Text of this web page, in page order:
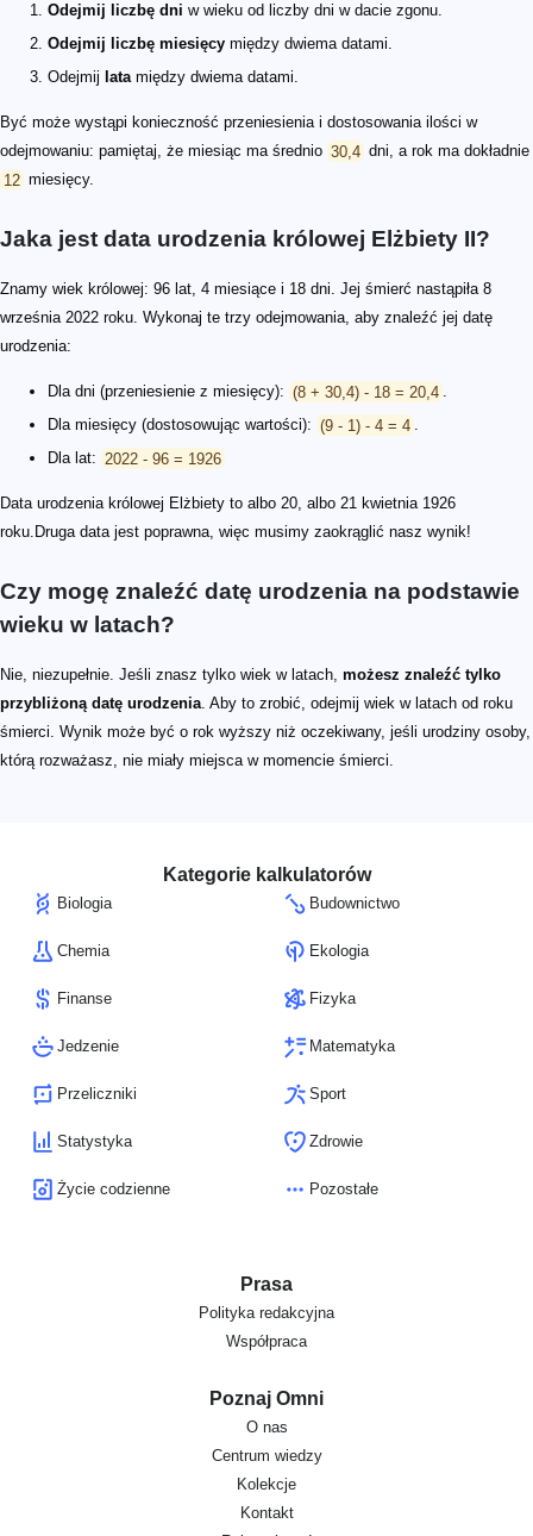
Odejmij liczbę dni w wieku od liczby dni w dacie zgonu.
Odejmij liczbę miesięcy między dwiema datami.
Odejmij latamiędzy dwiema datami.
Być może wystąpi konieczność przeniesienia i dostosowania ilości w
odejmowaniu: pamiętaj, że miesiąc ma średnio 30,4 dni, a rok ma dokładnie
12 miesięcy.
Jaka jest data urodzenia królowej Elżbiety II?
Znamy wiek królowej: 96 lat, 4 miesiące i 18 dni. Jej śmierć nastąpiła 8
września 2022 roku. Wykonaj te trzy odejmowania, aby znaleźć jej datę
urodzenia:
Dla dni (przeniesienie z miesięcy): (8 + 30,4) - 18 = 20,4 .
Dla miesięcy (dostosowując wartości): (9 - 1) - 4 = 4 .
Dla lat: 2022 - 96 = 1926
Data urodzenia królowej Elżbiety to albo 20, albo 21 kwietnia 1926
roku.Druga data jest poprawna, więc musimy zaokrąglić nasz wynik!
Czy mogę znaleźć datę urodzenia na podstawie
wieku w latach?
Nie, niezupełnie. Jeśli znasz tylko wiek w latach, możesz znaleźć tylko
przybliżoną datę urodzenia. Aby to zrobić, odejmij wiek w latach od roku
śmierci. Wynik może być o rok wyższy niż oczekiwany, jeśli urodziny osoby,
którą rozważasz, nie miały miejsca w momencie śmierci.
Kategorie kalkulatorów
Biologia Budownictwo
Chemia Ekologia
Finanse Fizyka
Jedzenie Matematyka
Przeliczniki Sport
Statystyka Zdrowie
Życie codzienne Pozostałe
Prasa
Polityka redakcyjna
Współpraca
Poznaj Omni
O nas
Centrum wiedzy
Kolekcje
Kontakt